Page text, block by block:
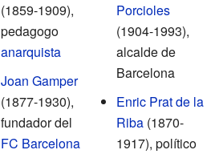
(1859-1909),
pedagogo
anarquista
Joan Gamper
(1877-1930),
fundador del
FC Barcelona
Porcioles
(1904-1993),
alcalde de
Barcelona
Enric Prat de la
Riba (1870-
1917), político